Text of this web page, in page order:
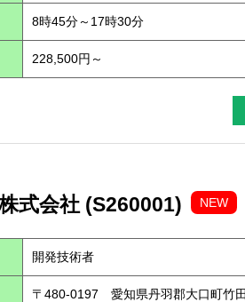
8時45分～17時30分
228,500円～
式会社 (S260001) NEW
開発技術者
〒480-0197 愛知県丹羽郡大口町竹